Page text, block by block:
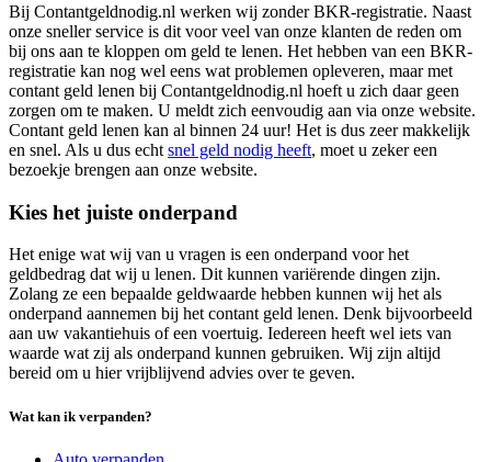
Bij Contantgeldnodig.nl werken wij zonder BKR-registratie. Naast
onze sneller service is dit voor veel van onze klanten de reden om
bij ons aan te kloppen om geld te lenen. Het hebben van een BKR-
registratie kan nog wel eens wat problemen opleveren, maar met
contant geld lenen bij Contantgeldnodig.nl hoeft u zich daar geen
zorgen om te maken. U meldt zich eenvoudig aan via onze website.
Contant geld lenen kan al binnen 24 uur! Het is dus zeer makkelijk
en snel. Als u dus echt snel geld nodig heeft, moet u zeker een
bezoekje brengen aan onze website.
Kies het juiste onderpand
Het enige wat wij van u vragen is een onderpand voor het
geldbedrag dat wij u lenen. Dit kunnen variërende dingen zijn.
Zolang ze een bepaalde geldwaarde hebben kunnen wij het als
onderpand aannemen bij het contant geld lenen. Denk bijvoorbeeld
aan uw vakantiehuis of een voertuig. Iedereen heeft wel iets van
waarde wat zij als onderpand kunnen gebruiken. Wij zijn altijd
bereid om u hier vrijblijvend advies over te geven.
Wat kan ik verpanden?